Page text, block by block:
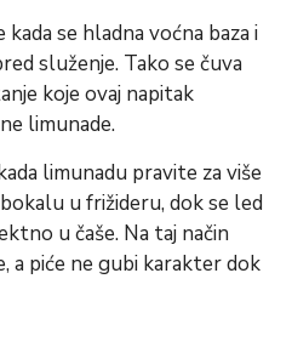
se hladna voćna baza i
služenje. Tako se čuva
koje ovaj napitak
limunade.
limunadu pravite za više
u frižideru, dok se led
u čaše. Na taj način
a piće ne gubi karakter dok